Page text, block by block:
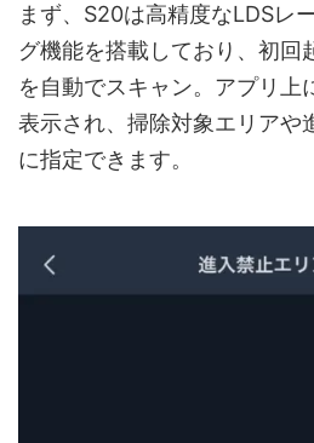
まず、S20は高精度なLDSレ
グ機能を搭載しており、初回
を自動でスキャン。アプリ上
表示され、掃除対象エリアや
に指定できます。